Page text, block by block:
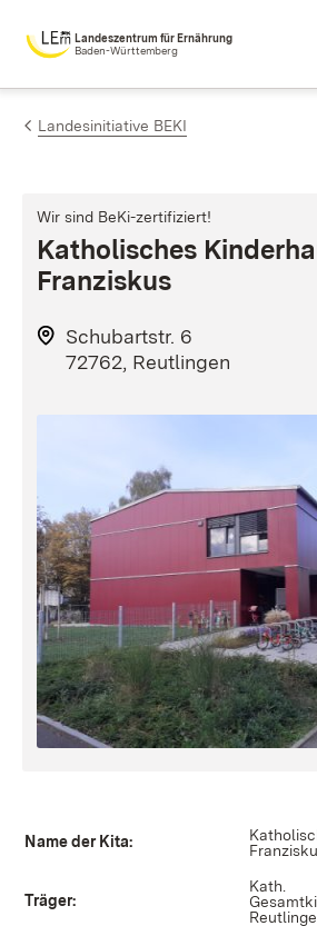
Zum Inhalt springen
Landeszentrum für Ernährung
Baden-Württemberg
Landesinitiative BEKI
Wir sind BeKi-zertifiziert!
Katholisches
Franziskus
Schubartstr. 6
72762, Reutlingen
Name der Kita:
Träger:
Kath.